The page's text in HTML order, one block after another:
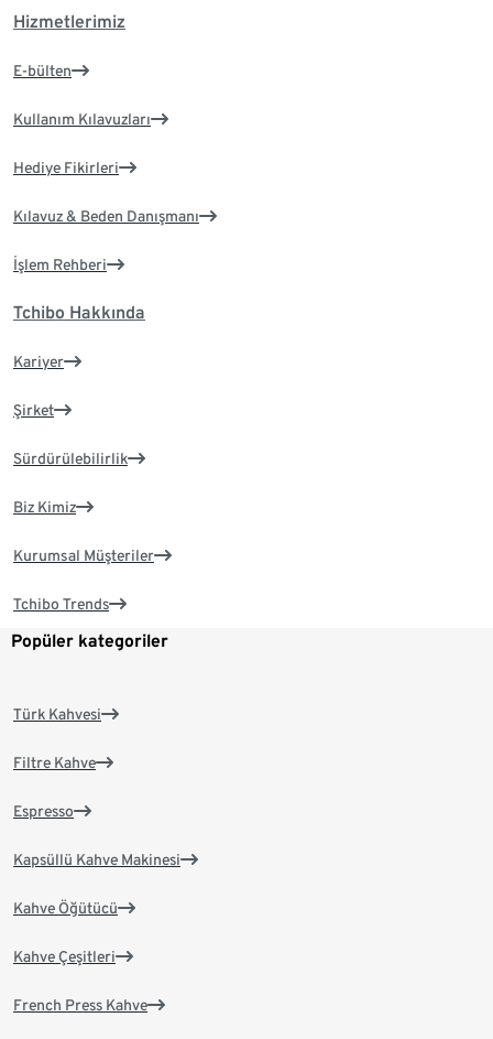
Hizmetlerimiz
E-bülten
Kullanım Kılavuzları
Hediye Fikirleri
Kılavuz & Beden Danışmanı
İşlem Rehberi
Tchibo Hakkında
Kariyer
Şirket
Sürdürülebilirlik
Biz Kimiz
Kurumsal Müşteriler
Tchibo Trends
Popüler kategoriler
Türk Kahvesi
Filtre Kahve
Espresso
Kapsüllü Kahve Makinesi
Kahve Öğütücü
Kahve Çeşitleri
French Press Kahve